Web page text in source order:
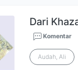
Dari
Komentar
Audah, Ali